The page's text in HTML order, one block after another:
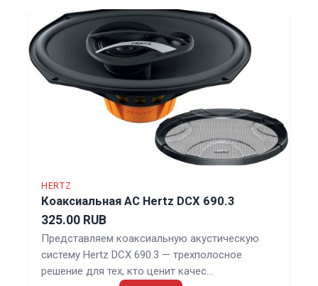
HERTZ
Коаксиальная АС Hertz DCX 690.3
325.00 RUB
Представляем коаксиальную акустическую
систему Hertz DCX 690.3 — трехполосное
решение для тех, кто ценит качес…